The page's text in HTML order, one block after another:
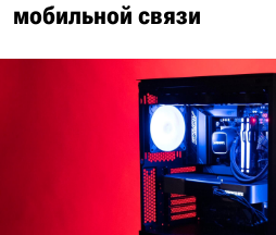
мобильной связи